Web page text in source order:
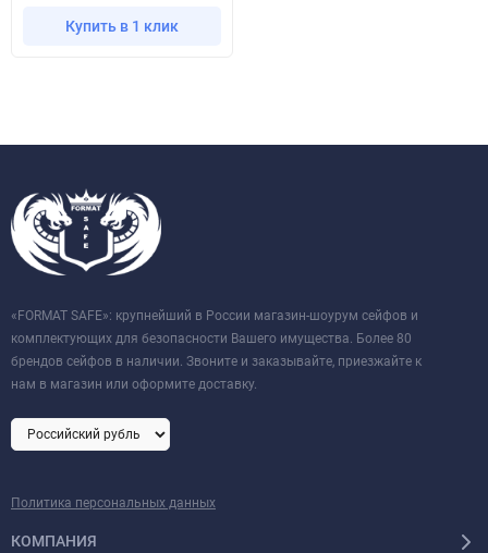
Купить в 1 клик
«FORMAT SAFE»: крупнейший в России магазин-шоурум сейфов и
комплектующих для безопасности Вашего имущества. Более 80
брендов сейфов в наличии. Звоните и заказывайте, приезжайте к
нам в магазин или оформите доставку.
Политика персональных данных
КОМПАНИЯ